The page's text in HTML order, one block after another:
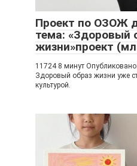
Проект по ОЗОЖ
тема: «Здоровый
жизни»проект
11724 8 минут
Здоровый образ жизни уже
культурой.